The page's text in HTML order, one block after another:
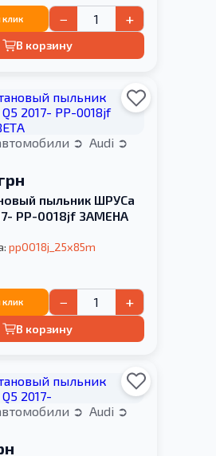
клик − +
В корзину
Audi
пыльник ШРУСа
PP-0018jf ЗАМЕНА
pp0018j_25x85m
клик − +
В корзину
Audi